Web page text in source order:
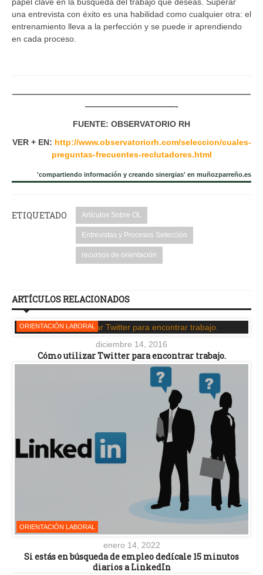
una entrevista con éxito es una habilidad como cualquier otra: el
entrenamiento lleva a la perfección y se puede ir aprendiendo
en cada proceso.
—————————————————————————————
———————————-
FUENTE: OBSERVATORIO RH
VER + EN: http://www.observatoriorh.com/seleccion/cuales-
preguntas-frecuentes-reclutadores.html
'compartiendo información y creando sinergias' en muñozparreño.es
ETIQUETADO Artículos Sobre OL
Entrevistas y Procesos Selección
recursos de orientación
ARTÍCULOS RELACIONADOS
ORIENTACIÓN LABORAL
diciembre 14, 2016
Cómo utilizar Twitter para encontrar trabajo.
ORIENTACIÓN LABORAL
enero 14, 2022
Si estás en búsqueda de empleo dedícale 15 minutos
diarios a LinkedIn